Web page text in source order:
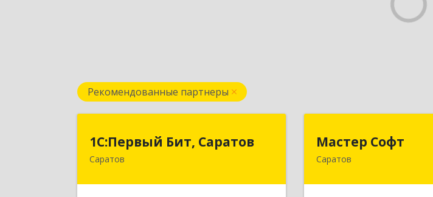
Рекомендованные партнеры
1С:Первый Бит, Саратов
Саратов
1С:Первый Бит, Саратов
410005, Саратовская обл, Саратов г,
Мастер Софт
Саратов
410012, Саратовская